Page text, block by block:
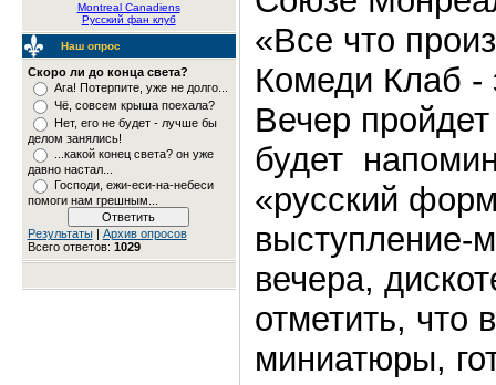
Montreal Canadiens
Русский фан клуб
Наш опрос
Скоро ли до конца света?
Ага! Потерпите, уже не долго...
Чё, совсем крыша поехала?
Нет, его не будет - лучше бы
делом занялись!
...какой конец света? он уже
давно настал...
Господи, ежи-еси-на-небеси
помоги нам грешным...
Результаты| Архив опросов
Всего ответов: 1029
«Все что
Комеди Клаб -
Вечер
будет
«русский
выступление-
вечера,
отметить, что
миниатюры,